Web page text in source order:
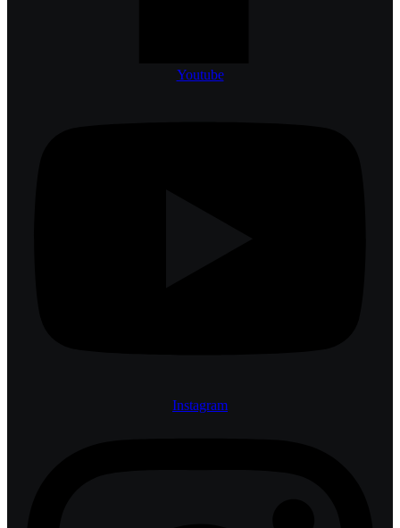
Youtube
Instagram